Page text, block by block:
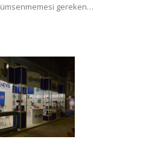
gereken…